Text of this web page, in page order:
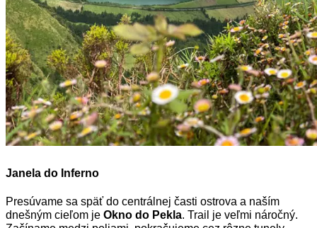
Janela do Inferno
Presúvame sa späť do centrálnej časti ostrova a naším
dnešným cieľom je Okno do Pekla. Trail je veľmi náročný.